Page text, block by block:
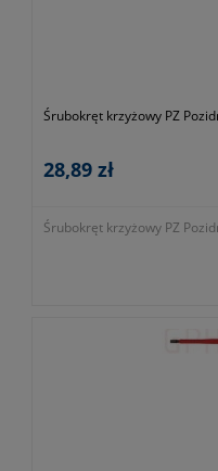
Śrubokręt krzyżowy PZ
28,89 zł
Śrubokręt krzyżowy PZ